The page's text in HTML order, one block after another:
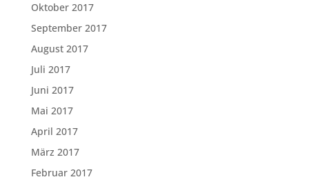
Oktober 2017
September 2017
August 2017
Juli 2017
Juni 2017
Mai 2017
April 2017
März 2017
Februar 2017